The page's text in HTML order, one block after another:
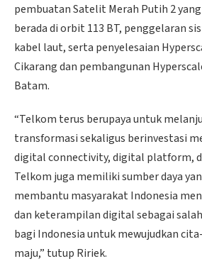
pembuatan Satelit Merah Putih 2
berada di orbit 113 BT, penggelaran
kabel laut, serta penyelesaian
Cikarang dan pembangunan
Batam.
“Telkom terus berupaya untuk
transformasi sekaligus berinvestasi
digital connectivity, digital platform,
Telkom juga memiliki sumber daya
membantu masyarakat Indonesia
dan keterampilan digital sebagai
bagi Indonesia untuk mewujudkan
maju,” tutup Ririek.